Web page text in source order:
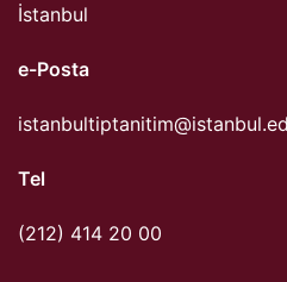
İstanbul
e-Posta
Tel
(212) 414 20 00